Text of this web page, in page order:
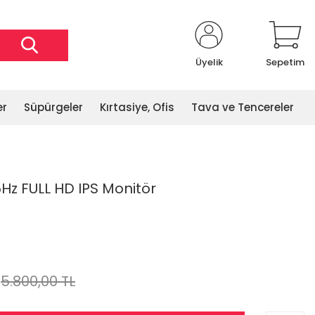
Üyelik Sepetim
Süpürgeler Kırtasiye, Ofis Tava ve Tencereler
FULL HD IPS Monitör
5.800,00 TL